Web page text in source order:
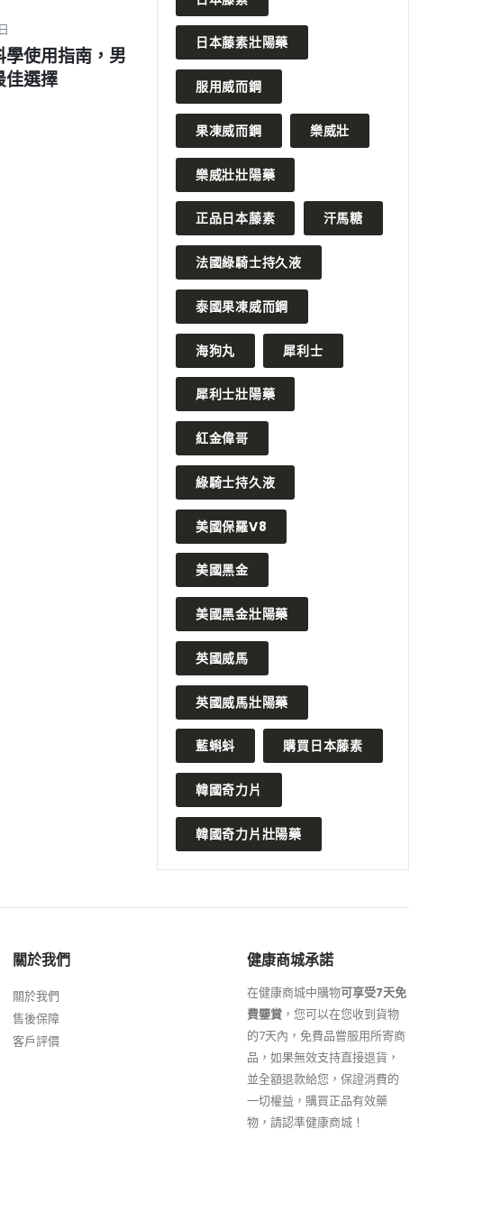
美國紅金偉哥的神奇功效揭秘
2024 年 3 月 20 日
奇力片壯陽藥是否真的擁有
草本壯陽第一品牌的實力？
READ MORE
日本藤素壯陽藥
服用威而鋼
果凍威而鋼 樂威壯
樂威壯壯陽藥
正品日本藤素 汗馬糖
法國綠騎士持久液
泰國果凍威而鋼
海狗丸 犀利士
犀利士壯陽藥
紅金偉哥
綠騎士持久液
美國保羅V8
美國黑金
美國黑金壯陽藥
英國威馬
英國威馬壯陽藥
藍蝌蚪 購買日本藤素
韓國奇力片
韓國奇力片壯陽藥
關於我們
關於我們
售後保障
客戶評價
健康商城承諾
在健康商城中購物可享受7天免
費鑒賞 ，您可以在您收到貨物
的7天內，免費品嘗服用所寄商
品，如果無效支持直接退貨，
並全額退款給您，保證消費的
一切權益，購買正品有效藥
物，請認準健康商城！